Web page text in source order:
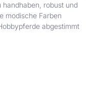
robust und
modische Farben
abgestimmt